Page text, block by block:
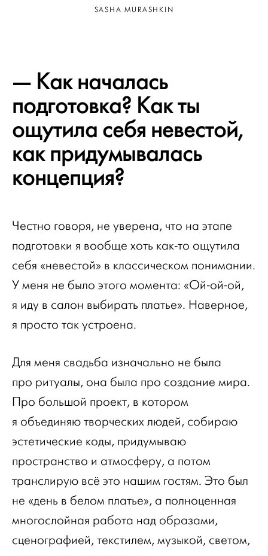
SASHA MURASHKIN
— Как началась
подготовка? Как ты
ощутила себя невестой,
как придумывалась
концепция?
Честно говоря, не уверена, что на этапе
подготовки я вообще хоть как-то ощутила
себя «невестой» в классическом понимании.
У меня не было этого момента: «Ой-ой-ой,
я иду в салон выбирать платье». Наверное,
я просто так устроена.
Для меня свадьба изначально не была
про ритуалы, она была про создание мира.
Про большой проект, в котором
я объединяю творческих людей, собираю
эстетические коды, придумываю
пространство и атмосферу, а потом
транслирую всё это нашим гостям. Это был
не «день в белом платье», а полноценная
многослойная работа над образами,
сценографией, текстилем, музыкой, светом,